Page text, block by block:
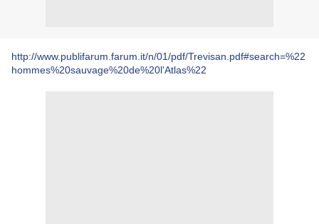
http://www.publifarum.farum.it/n/01/pdf/Trevisan.pdf#search=%22
hommes%20sauvage%20de%20l'Atlas%22